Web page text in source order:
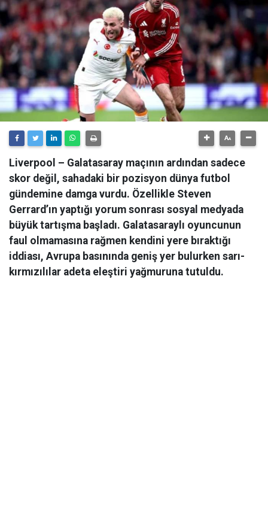
Liverpool – Galatasaray maçının ardından sadece
skor değil, sahadaki bir pozisyon dünya futbol
gündemine damga vurdu. Özellikle Steven
Gerrard’ın yaptığı yorum sonrası sosyal medyada
büyük tartışma başladı. Galatasaraylı oyuncunun
faul olmamasına rağmen kendini yere bıraktığı
iddiası, Avrupa basınında geniş yer bulurken sarı-
kırmızılılar adeta eleştiri yağmuruna tutuldu.